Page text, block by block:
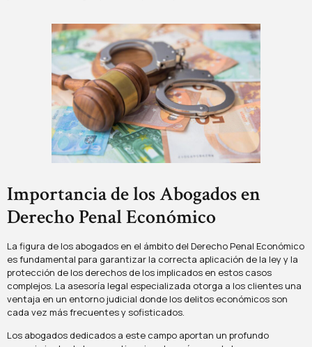
Importancia de los Abogados en
Derecho Penal Económico
La figura de los abogados en el ámbito del Derecho Penal Económico
es fundamental para garantizar la correcta aplicación de la ley y la
protección de los derechos de los implicados en estos casos
complejos. La asesoría legal especializada otorga a los clientes una
ventaja en un entorno judicial donde los delitos económicos son
cada vez más frecuentes y sofisticados.
Los abogados dedicados a este campo aportan un profundo